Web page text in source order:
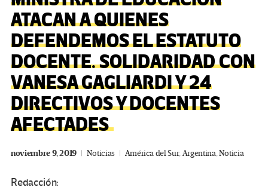
ATACAN A QUIENES
DEFENDEMOS EL ESTATUTO
DOCENTE. SOLIDARIDAD CON
VANESA GAGLIARDI Y 24
DIRECTIVOS Y DOCENTES
AFECTADES
noviembre 9, 2019 Noticias América del Sur,Argentina,Noticia
Redacción: